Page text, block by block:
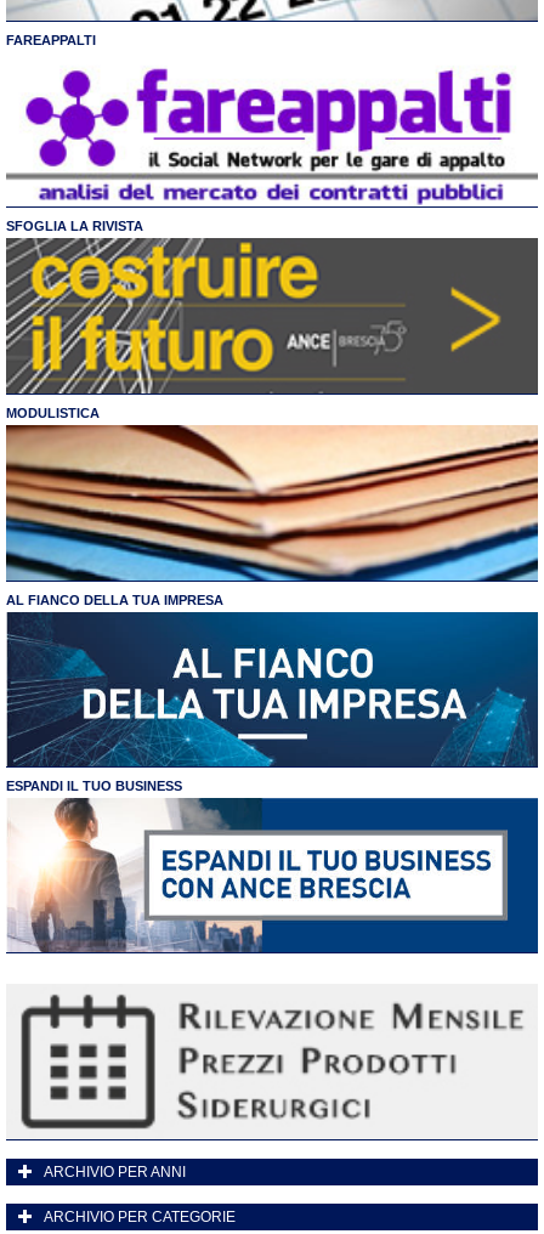
FAREAPPALTI
SFOGLIA LA RIVISTA
MODULISTICA
AL FIANCO DELLA TUA IMPRESA
ESPANDI IL TUO BUSINESS
ARCHIVIO PER ANNI
ARCHIVIO PER CATEGORIE